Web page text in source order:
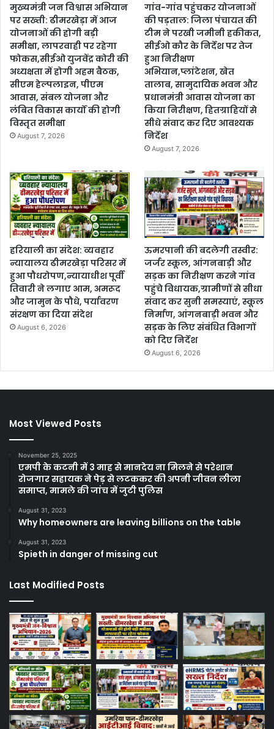
मुख्यमंत्री जन विश्वास अभियान
पर सख्ती: ढीमरखेड़ा में आज
योजनाओं की होगी बड़ी
समीक्षा, लापरवाही पर रहेगा
फोकस,सीईओ युजवेंद्र कोरी की
अध्यक्षता में होगी अहम बैठक,
सीएम हेल्पलाइन, पीएम
आवास, संबल योजना और
लंबित विकास कार्यों की होगी
विस्तृत समीक्षा
August 7, 2026
गांव-गांव पहुंचकर योजनाओं
की पड़ताल: जिला पंचायत की
टीम ने परखी जमीनी हकीकत,
सीईओ कौर के निर्देश पर तेज
हुआ निरीक्षण
अभियान,प्लांटेशन, खेत
तालाब, सामुदायिक भवन और
प्रधानमंत्री आवास योजना का
किया निरीक्षण, हितग्राहियों से
सीधे संवाद कर दिए आवश्यक
निर्देश
August 7, 2026
हरियाली का संदेश: व्यवहार
न्यायालय ढीमरखेड़ा परिसर में
हुआ पौधरोपण,न्यायाधीश पूर्वी
तिवारी ने लगाए आम, अमरूद
और जामुन के पौधे, पर्यावरण
संरक्षण का दिया संदेश
August 6, 2026
ऊमरपानी की बदलेगी तस्वीर:
जर्जर स्कूल, आंगनबाड़ी और
सड़क का निरीक्षण करने गांव
पहुंचे विधायक,ग्रामीणों से सीधा
संवाद कर सुनी समस्याएं, स्कूल
निर्माण, आंगनबाड़ी भवन और
सड़क के लिए संबंधित विभागों
को दिए निर्देश
August 6, 2026
Most Viewed Posts
November 25, 2025
एमपी के कटनी में 3 माह से मानदेय ना मिलने से परेशान
रोजगार सहायक ने पेड़ से लटककर की अपनी जीवन लीला
समाप्त, मामले की जांच में जुटी पुलिस
August 31, 2023
Why homeowners are leaving billions on the table
August 31, 2023
Spieth in danger of missing cut
Last Modified Posts